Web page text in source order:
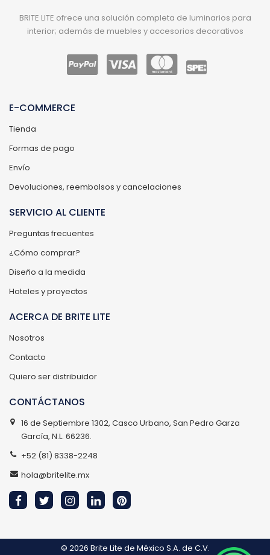
BRITE LITE ofrece una solución completa de luminarios para
interior; además de muebles y accesorios decorativos
E-COMMERCE
Tienda
Formas de pago
Envío
Devoluciones, reembolsos y cancelaciones
SERVICIO AL CLIENTE
Preguntas frecuentes
¿Cómo comprar?
Diseño a la medida
Hoteles y proyectos
ACERCA DE BRITE LITE
Nosotros
Contacto
Quiero ser distribuidor
CONTÁCTANOS
16 de Septiembre 1302, Casco Urbano, San Pedro Garza
García, N.L. 66236.
+52 (81) 8338-2248
hola@britelite.mx
© 2026 Brite Lite de México S.A. de C.V.